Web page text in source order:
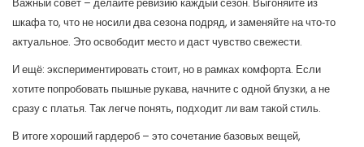
шкафа то, что не носили два сезона подряд, и заменяйте на что‑то
актуальное. Это освободит место и даст чувство свежести.
И ещё: экспериментировать стоит, но в рамках комфорта. Если
хотите попробовать пышные рукава, начните с одной блузки, а не
сразу с платья. Так легче понять, подходит ли вам такой стиль.
В итоге хороший гардероб – это сочетание базовых вещей,